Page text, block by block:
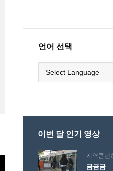
언어 선택
이번 달 인기 영상
지역콘텐
금금금